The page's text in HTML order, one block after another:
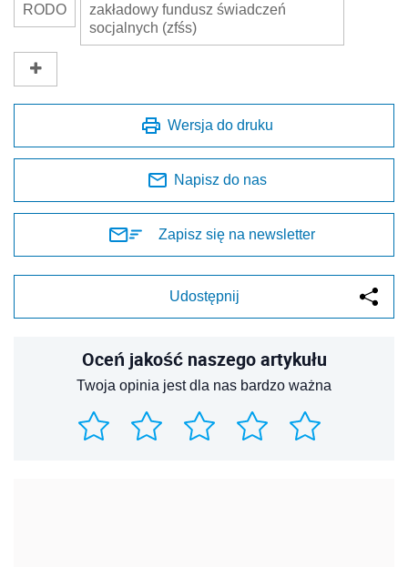
RODO
zakładowy fundusz świadczeń
socjalnych (zfśs)
Wersja do druku
Napisz do nas
Zapisz się na newsletter
Udostępnij
Oceń jakość naszego artykułu
Twoja opinia jest dla nas bardzo ważna